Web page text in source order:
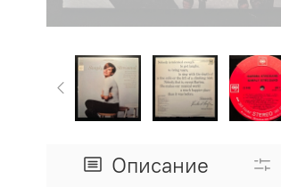
Описание